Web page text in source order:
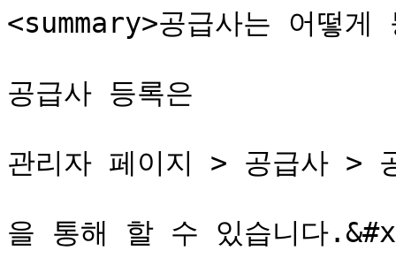
<summary>공급사는 어떻게
공급사 등록은
관리자 페이지 > 공급사 >
을 통해 할 수 있습니다